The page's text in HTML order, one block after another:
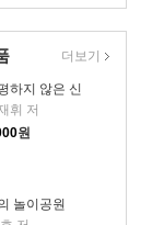
하지 않은 신
휘 저
원
놀이공원
더보기